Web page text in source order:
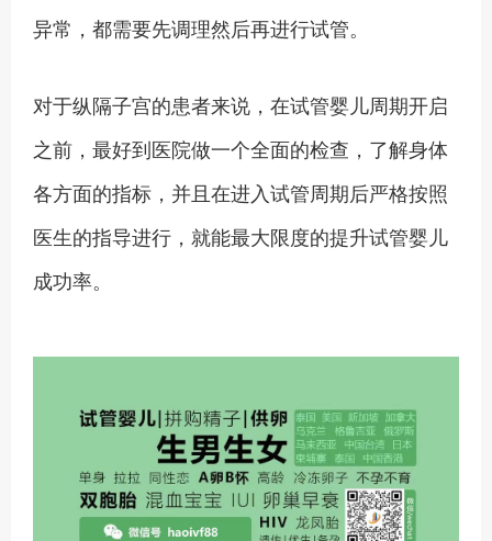
异常，都需要先调理然后再进行试管。
对于纵隔子宫的患者来说，在试管婴儿周期开启
之前，最好到医院做一个全面的检查，了解身体
各方面的指标，并且在进入试管周期后严格按照
医生的指导进行，就能最大限度的提升试管婴儿
成功率。